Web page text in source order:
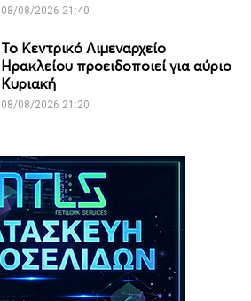
08/08/2026 21:40
Το Κεντρικό Λιμεναρχείο
Ηρακλείου προειδοποιεί για αύριο
Κυριακή
08/08/2026 21:20